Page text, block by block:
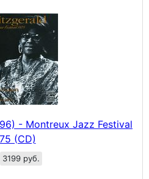
- Montreux Jazz Festival
(CD)
3199 руб.